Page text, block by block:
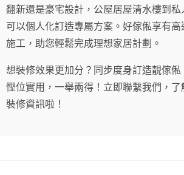
翻新還是豪宅設計，公屋居屋清水樓到
可以個人化訂造專屬方案。好傢俬享有
施工，助您輕鬆完成理想家居計劃。
想裝修效果更加分？同步度身訂造靚傢俬
慳位實用，一舉兩得！立即聯繫我們，了
裝修資訊啦！